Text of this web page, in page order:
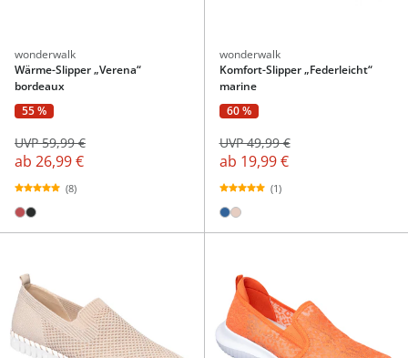
wonderwalk
Wärme-Slipper „Verena“
bordeaux
55 %
ab 26,99 €
UVP 59,99 €
(8)
wonderwalk
Komfort-Slipper „Federleicht“
marine
60 %
ab 19,99 €
UVP 49,99 €
(1)